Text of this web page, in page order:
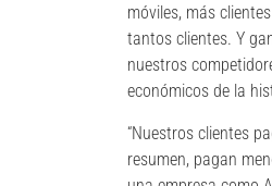
móviles, más
tantos clientes. Y
nuestros
económicos de la
“Nuestros clientes
resumen, pagan